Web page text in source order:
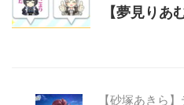
【夢見りあ
【砂塚あきら